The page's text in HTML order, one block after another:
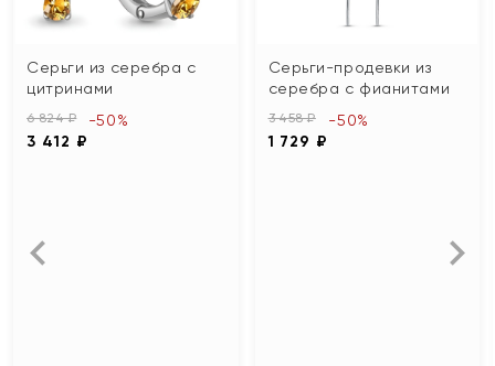
Серьги из серебра с
цитринами
6 824 ₽
3 412 ₽
-50%
Серьги-продевки из
серебра с фианитами
3 458 ₽
1 729 ₽
-50%